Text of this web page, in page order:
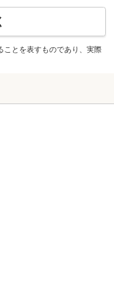
とを表すものであり、実際